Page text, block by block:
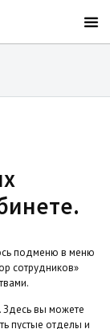
подменю в меню
сотрудников»
Здесь вы можете
пустые отделы и